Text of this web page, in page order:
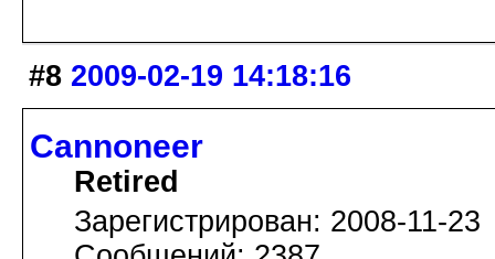
#8 2009-02-19 14:18:16
Cannoneer
Retired
Зарегистрирован: 2008-11-23